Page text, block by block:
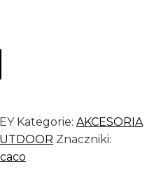
Kategorie: AKCESORIA
Znaczniki: